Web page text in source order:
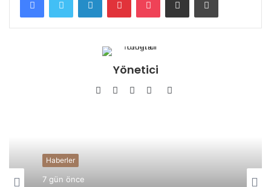
Yönetici
Facebook
TwitterYouTubePinterest
Haberler
7 gün önce